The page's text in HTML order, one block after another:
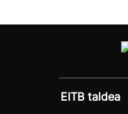
EITB taldea